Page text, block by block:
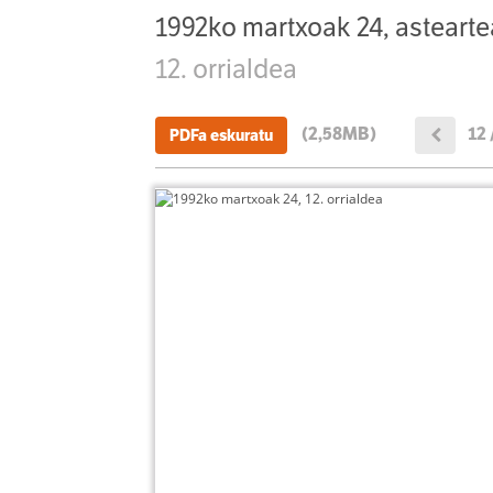
1992ko martxoak 24,
12. orrialdea
PDFa eskuratu (2,58MB) 12